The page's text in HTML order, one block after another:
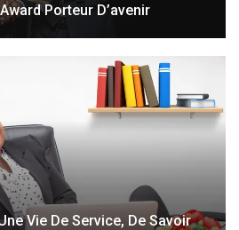
Porteur D’avenir
Vie De Service, De Savoir